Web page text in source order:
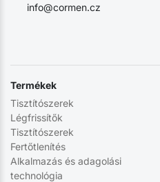
info@cormen.cz
Termékek
Tisztítószerek
Légfrissítők
Tisztítószerek
Fertőtlenítés
Alkalmazás és adagolási
technológia